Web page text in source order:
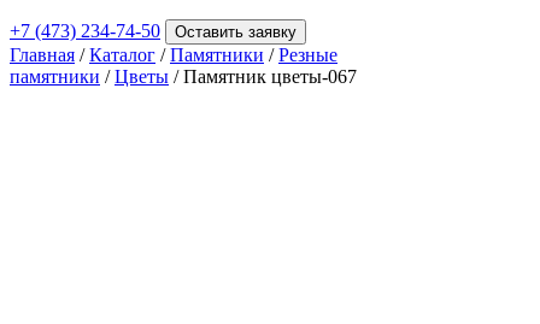
+7 (473) 234-74-50 Оставить заявку
Главная /Каталог /Памятники /Резные
памятники /Цветы / Памятник цветы-067